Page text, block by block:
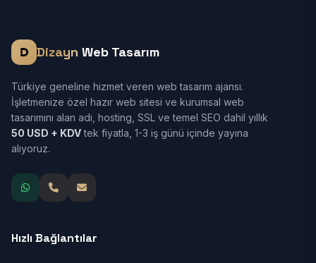
Dizayn Web Tasarım
Türkiye geneline hizmet veren web tasarım ajansı.
İşletmenize özel hazır web sitesi ve kurumsal web
tasarımını alan adı, hosting, SSL ve temel SEO dahil yıllık
50 USD + KDVtek fiyatla, 1-3 iş günü içinde yayına
alıyoruz.
Hızlı Bağlantılar